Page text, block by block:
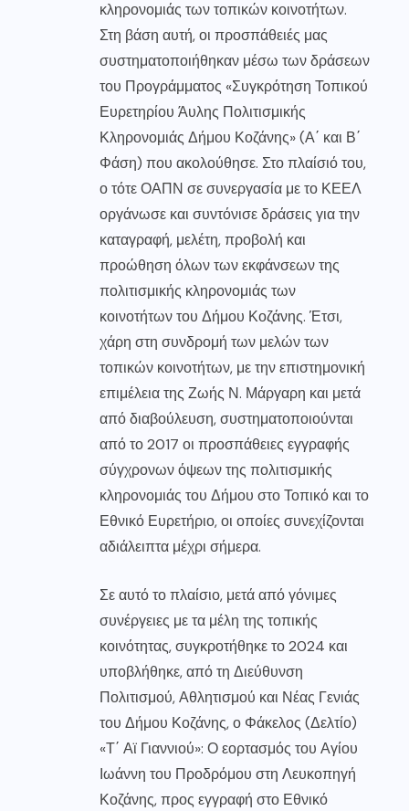
κληρονομιάς των τοπικών κοινοτήτων.
Στη βάση αυτή, οι προσπάθειές μας
συστηματοποιήθηκαν μέσω των δράσεων
του Προγράμματος «Συγκρότηση Τοπικού
Ευρετηρίου Άυλης Πολιτισμικής
Κληρονομιάς Δήμου Κοζάνης» (Α΄ και Β΄
Φάση) που ακολούθησε. Στο πλαίσιό του,
ο τότε ΟΑΠΝ σε συνεργασία με το ΚΕΕΛ
οργάνωσε και συντόνισε δράσεις για την
καταγραφή, μελέτη, προβολή και
προώθηση όλων των εκφάνσεων της
πολιτισμικής κληρονομιάς των
κοινοτήτων του Δήμου Κοζάνης. Έτσι,
χάρη στη συνδρομή των μελών των
τοπικών κοινοτήτων, με την επιστημονική
επιμέλεια της Ζωής Ν. Μάργαρη και μετά
από διαβούλευση, συστηματοποιούνται
από το 2017 οι προσπάθειες εγγραφής
σύγχρονων όψεων της πολιτισμικής
κληρονομιάς του Δήμου στο Τοπικό και το
Εθνικό Ευρετήριο, οι οποίες συνεχίζονται
αδιάλειπτα μέχρι σήμερα.
Σε αυτό το πλαίσιο, μετά από γόνιμες
συνέργειες με τα μέλη της τοπικής
κοινότητας, συγκροτήθηκε το 2024 και
υποβλήθηκε, από τη Διεύθυνση
Πολιτισμού, Αθλητισμού και Νέας Γενιάς
του Δήμου Κοζάνης, ο Φάκελος (Δελτίο)
«Τ΄ Αϊ Γιαννιού»: Ο εορτασμός του Αγίου
Ιωάννη του Προδρόμου στη Λευκοπηγή
Κοζάνης, προς εγγραφή στο Εθνικό